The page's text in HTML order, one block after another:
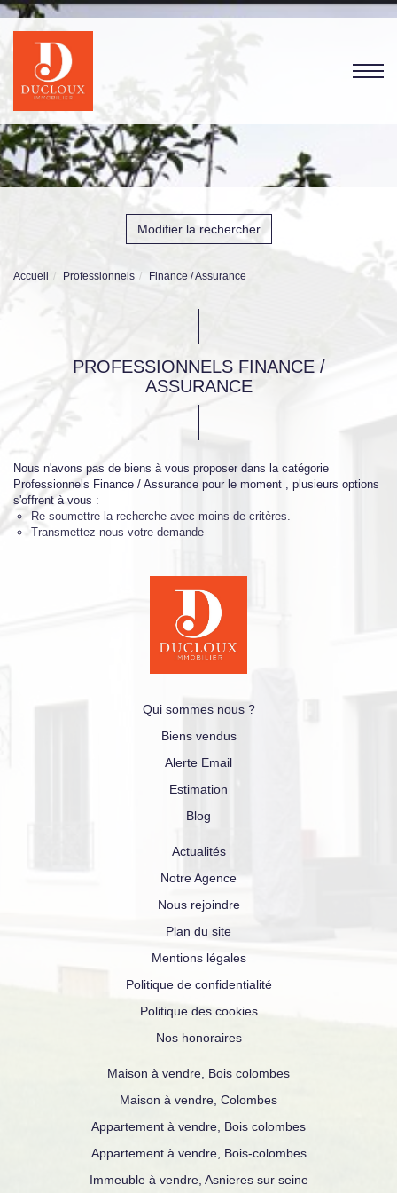
Modifier la rechercher
Accueil Professionnels Finance / Assurance
PROFESSIONNELS FINANCE /
ASSURANCE
Nous n'avons pas de biens à vous proposer dans la catégorie
Professionnels Finance / Assurance pour le moment , plusieurs options
s'offrent à vous :
Re-soumettre la recherche avec moins de critères.
Transmettez-nous votre demande
Qui sommes nous ?
Biens vendus
Alerte Email
Estimation
Blog
Actualités
Notre Agence
Nous rejoindre
Plan du site
Mentions légales
Politique de confidentialité
Politique des cookies
Nos honoraires
Maison à vendre, Bois colombes
Maison à vendre, Colombes
Appartement à vendre, Bois colombes
Appartement à vendre, Bois-colombes
Immeuble à vendre, Asnieres sur seine